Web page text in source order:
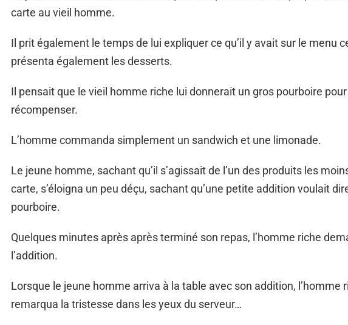
carte au vieil homme.
Il prit également le temps de lui expliquer ce qu’il y avait sur le menu
présenta également les desserts.
Il pensait que le vieil homme riche lui donnerait un gros pourboire
récompenser.
L’homme commanda simplement un sandwich et une limonade.
Le jeune homme, sachant qu’il s’agissait de l’un des produits les
carte, s’éloigna un peu déçu, sachant qu’une petite addition voulait
pourboire.
Quelques minutes après après terminé son repas, l’homme riche
l’addition.
Lorsque le jeune homme arriva à la table avec son addition, l’homme
remarqua la tristesse dans les yeux du serveur…